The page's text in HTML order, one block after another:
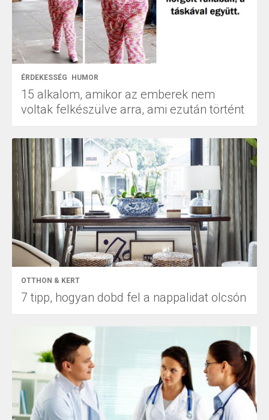
ÉRDEKESSÉG HUMOR
15 alkalom, amikor az emberek nem
voltak felkészülve arra, ami ezután történt
OTTHON & KERT
7 tipp, hogyan dobd fel a nappalidat olcsón